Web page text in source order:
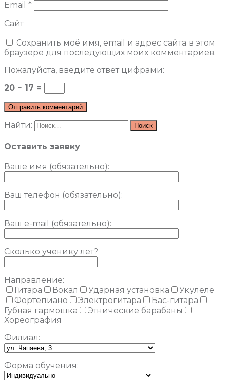
Email *
Сайт
Сохранить моё имя, email и адрес сайта в этом
браузере для последующих моих комментариев.
Пожалуйста, введите ответ цифрами:
20 − 17 =
Найти:
Оставить заявку
Ваше имя (обязательно):
Ваш телефон (обязательно):
Ваш e-mail (обязательно):
Сколько ученику лет?
Направление:
Гитара
Вокал Ударная установка
Укулеле
Фортепиано
Электрогитара
Бас-гитара
Губная гармошка
Этнические барабаны
Хореография
Филиал:
Форма обучения: